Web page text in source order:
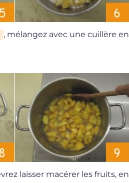
, mélangez avec une cuillère en
laisser macérer les fruits, en